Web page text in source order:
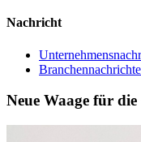
Nachricht
Neue Waage für